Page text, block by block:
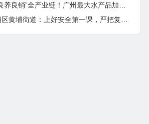
销”全产业链！广州最大水产品加工项目在南沙正式投产
埔街道：上好安全第一课，严把复工复产安全关